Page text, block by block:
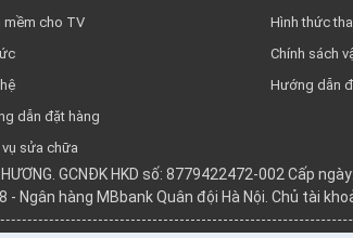
mềm cho TV
dẫn đặt hàng
sửa chữa
Hình thức
Chính sách
Hướng dẫn
GCNĐK HKD số: 8779422472-002 Cấp
- Ngân hàng MBbank Quân đội Hà Nội. Chủ tài